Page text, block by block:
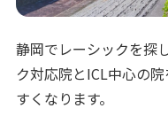
静岡でレーシックを探
ク対応院とICL中心の
すくなります。